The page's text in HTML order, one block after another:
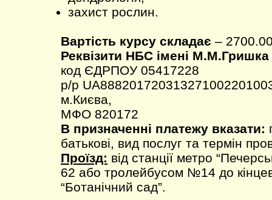
захист рослин.
Вартість курсу складає –
Реквізити НБС імені
код ЄДРПОУ 05417228
р/р
м.Києва,
МФО 820172
В призначенні платежу вказати:
батькові, вид послуг та термін
Проїзд: від станції метро
62 або тролейбусом №14 до
“Ботанічний сад”.